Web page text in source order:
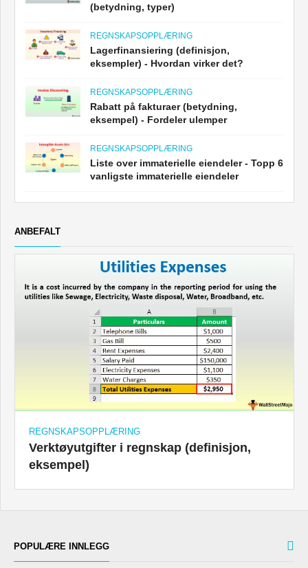
(betydning, typer)
REGNSKAPSOPPLÆRING
Lagerfinansiering (definisjon,
eksempler) - Hvordan virker det?
REGNSKAPSOPPLÆRING
Rabatt på fakturaer (betydning,
eksempel) - Fordeler ulemper
REGNSKAPSOPPLÆRING
Liste over immaterielle eiendeler - Topp 6
vanligste immaterielle eiendeler
ANBEFALT
REGNSKAPSOPPLÆRING
Verktøyutgifter i regnskap (definisjon,
eksempel)
POPULÆRE INNLEGG